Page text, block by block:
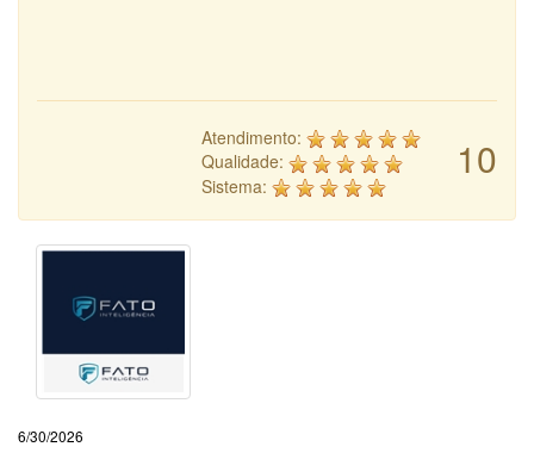
10
Atendimento:
Qualidade:
Sistema:
6/30/2026